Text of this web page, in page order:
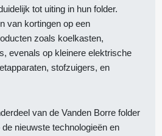
tot uiting in hun folder.
van kortingen op een
zoals koelkasten,
evenals op kleinere elektrische
stofzuigers, en
van de Vanden Borre folder
nieuwste technologieën en